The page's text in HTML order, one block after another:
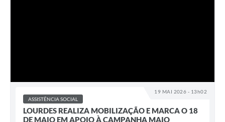
A Prefeitura
Meio Ambiente
19 MAI 2026 - 13h02
ASSISTÊNCIA SOCIAL
LOURDES REALIZA MOBILIZAÇÃO E MARCA O 18
DE MAIO EM APOIO À CAMPANHA MAIO